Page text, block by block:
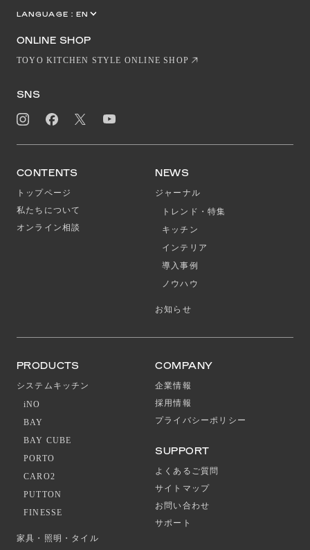
LANGUAGE : EN
ONLINE SHOP
TOYO KITCHEN STYLE ONLINE SHOP
SNS
CONTENTS
トップページ
私たちについて
オンライン相談
NEWS
ジャーナル
トレンド・特集
キッチン
インテリア
導入事例
ノウハウ
お知らせ
PRODUCTS
システムキッチン
iNO
BAY
BAY CUBE
PORTO
CARO2
PUTTON
FINESSE
家具・照明・タイル
COMPANY
企業情報
採用情報
プライバシーポリシー
SUPPORT
よくあるご質問
サイトマップ
お問い合わせ
サポート